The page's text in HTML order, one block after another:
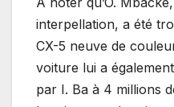
interpellation, a été
CX-5 neuve de
voiture lui a
par I. Ba à 4 millions